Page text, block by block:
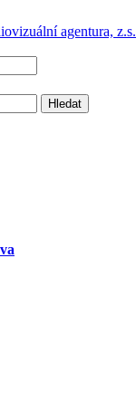
agentura, z.s.
Hledat